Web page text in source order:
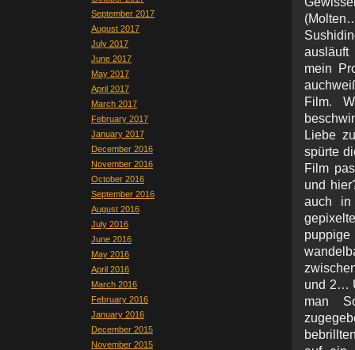
September 2017
August 2017
July 2017
June 2017
May 2017
April 2017
March 2017
February 2017
January 2017
December 2016
November 2016
October 2016
September 2016
August 2016
July 2016
June 2016
May 2016
April 2016
March 2016
February 2016
January 2016
December 2015
November 2015
mein
Film.
Liebe
spürte
Film
und
auch in
und 2…
man